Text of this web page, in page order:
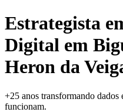
Estrategista
Digital em
Heron da
+25 anos transformando dados
funcionam.